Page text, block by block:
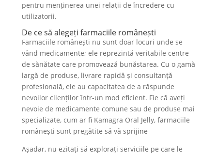
pentru menținerea unei relații de încredere cu
utilizatorii.
De ce să alegeți farmaciile românești
Farmaciile românești nu sunt doar locuri unde se
vând medicamente; ele reprezintă veritabile centre
de sănătate care promovează bunăstarea. Cu o gamă
largă de produse, livrare rapidă și consultanță
profesională, ele au capacitatea de a răspunde
nevoilor clienților într-un mod eficient. Fie că aveți
nevoie de medicamente comune sau de produse mai
specializate, cum ar fi Kamagra Oral Jelly, farmaciile
românești sunt pregătite să vă sprijine
Așadar, nu ezitați să explorați serviciile pe care le